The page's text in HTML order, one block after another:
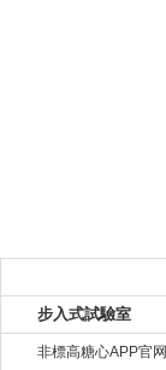
步入式試驗室
非標高糖心APP官